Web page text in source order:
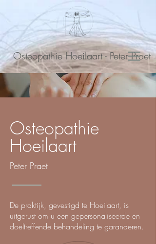
Osteopathie Hoeilaart - Peter Praet
Osteopathie
Hoeilaart
Peter Praet
De praktijk, gevestigd te Hoeilaart, is
uitgerust om u een gepersonaliseerde en
doeltreffende behandeling te garanderen.